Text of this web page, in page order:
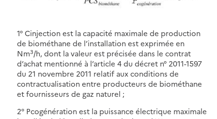
1° Cinjection est la capacité maximale de production
de biométhane de l’installation est exprimée en
Nm3/h, dont la valeur est précisée dans le contrat
d’achat mentionné à l’article 4 du décret n° 2011-1597
du 21 novembre 2011 relatif aux conditions de
contractualisation entre producteurs de biométhane
et fournisseurs de gaz naturel ;
2° Pcogénération est la puissance électrique maximale